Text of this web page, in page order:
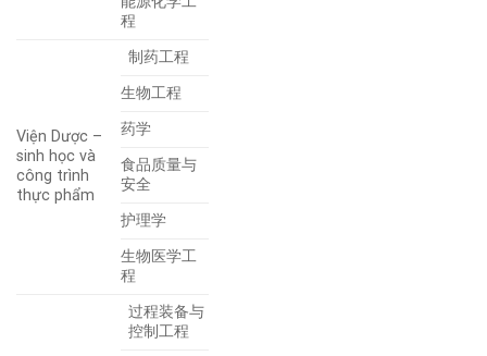
程
Viện Dược –
sinh học và
công trình
thực phẩm
制药工程
生物工程
药学
食品质量与
安全
护理学
生物医学工
程
过程装备与
控制工程